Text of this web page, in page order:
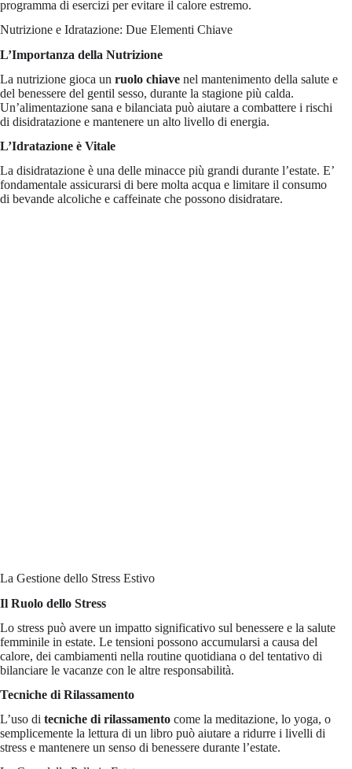
programma di esercizi per evitare il calore estremo.
Nutrizione e Idratazione: Due Elementi Chiave
L’Importanza della Nutrizione
La nutrizione gioca un ruolo chiave nel mantenimento della salute e
del benessere del gentil sesso, durante la stagione più calda.
Un’alimentazione sana e bilanciata può aiutare a combattere i rischi
di disidratazione e mantenere un alto livello di energia.
L’Idratazione è Vitale
La disidratazione è una delle minacce più grandi durante l’estate. E’
fondamentale assicurarsi di bere molta acqua e limitare il consumo
di bevande alcoliche e caffeinate che possono disidratare.
La Gestione dello Stress Estivo
Il Ruolo dello Stress
Lo stress può avere un impatto significativo sul benessere e la salute
femminile in estate. Le tensioni possono accumularsi a causa del
calore, dei cambiamenti nella routine quotidiana o del tentativo di
bilanciare le vacanze con le altre responsabilità.
Tecniche di Rilassamento
L’uso di tecniche di rilassamento come la meditazione, lo yoga, o
semplicemente la lettura di un libro può aiutare a ridurre i livelli di
stress e mantenere un senso di benessere durante l’estate.